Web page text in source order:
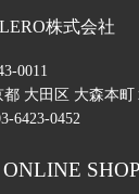
株式会社
0011
都 大田区 大森本町
6423-0452
ONLINE SHOP